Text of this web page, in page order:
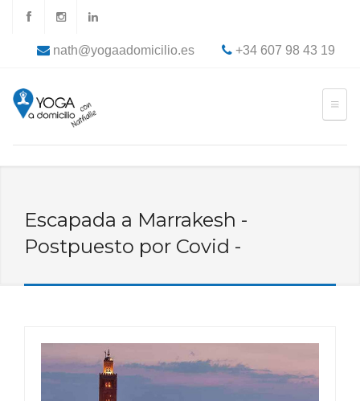
nath@yogaadomicilio.es +34 607 98 43 19
Escapada a Marrakesh -
Postpuesto por Covid -